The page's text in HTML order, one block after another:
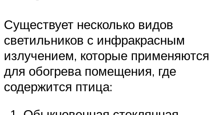
Существует несколько видов
светильников с инфракрасным
излучением, которые применяются
для обогрева помещения, где
содержится птица: